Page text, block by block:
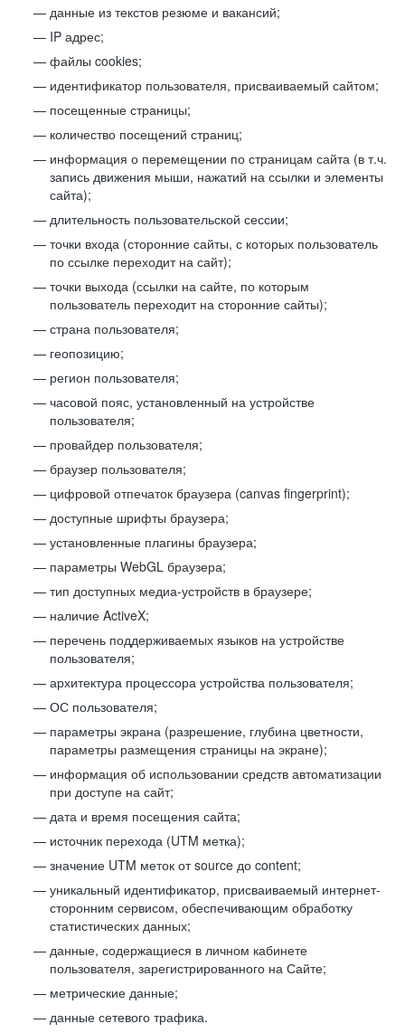
данные из текстов резюме и вакансий;
IP адрес;
файлы cookies;
идентификатор пользователя, присваиваемый сайтом;
посещенные страницы;
количество посещений страниц;
информация о перемещении по страницам сайта (в т.ч.
запись движения мыши, нажатий на ссылки и элементы
сайта);
длительность пользовательской сессии;
точки входа (сторонние сайты, с которых пользователь
по ссылке переходит на сайт);
точки выхода (ссылки на сайте, по которым
пользователь переходит на сторонние сайты);
страна пользователя;
геопозицию;
регион пользователя;
часовой пояс, установленный на устройстве
пользователя;
провайдер пользователя;
браузер пользователя;
цифровой отпечаток браузера (canvas fingerprint);
доступные шрифты браузера;
установленные плагины браузера;
параметры WebGL браузера;
тип доступных медиа-устройств в браузере;
наличие ActiveX;
перечень поддерживаемых языков на устройстве
пользователя;
архитектура процессора устройства пользователя;
ОС пользователя;
параметры экрана (разрешение, глубина цветности,
параметры размещения страницы на экране);
информация об использовании средств автоматизации
при доступе на сайт;
дата и время посещения сайта;
источник перехода (UTM метка);
значение UTM меток от source до content;
уникальный идентификатор, присваиваемый интернет-
сторонним сервисом, обеспечивающим обработку
статистических данных;
данные, содержащиеся в личном кабинете
пользователя, зарегистрированного на Сайте;
метрические данные;
данные сетевого трафика.